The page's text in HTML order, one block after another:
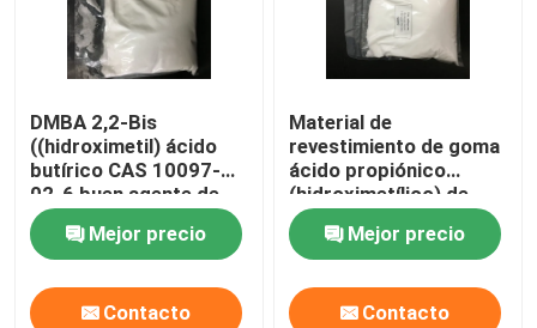
DMBA 2,2-Bis
((hidroximetil) ácido
butírico CAS 10097-
02-6 buen agente de
enlace cruzado e
hidrófilo o utilizado
para producir sistemas
de alta molécula a base
de agua
Mejor precio
Contacto
Material de
revestimiento de goma
ácido propiónico
(hidroximetílico) de
DMPA 2,2-Bis CAS
4767-03-7Mejor precio
Contacto